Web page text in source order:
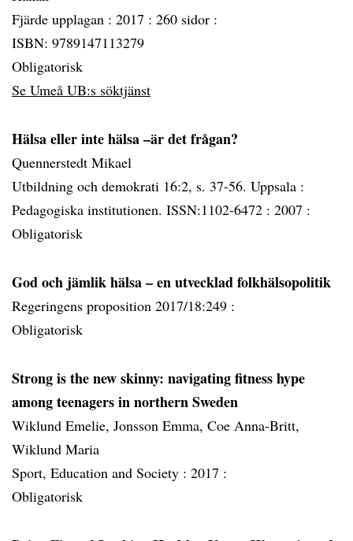
Fjärde upplagan : 2017 : 260 sidor :
ISBN: 9789147113279
Obligatorisk
Se Umeå UB:s söktjänst
Hälsa eller inte hälsa –är det frågan?
Quennerstedt Mikael
Utbildning och demokrati 16:2, s. 37-56. Uppsala :
Pedagogiska institutionen. ISSN:1102-6472 : 2007 :
Obligatorisk
God och jämlik hälsa – en utvecklad folkhälsopolitik
Regeringens proposition 2017/18:249 :
Obligatorisk
Strong is the new skinny: navigating fitness hype
among teenagers in northern Sweden
Wiklund Emelie, Jonsson Emma, Coe Anna-Britt,
Wiklund Maria
Sport, Education and Society : 2017 :
Obligatorisk